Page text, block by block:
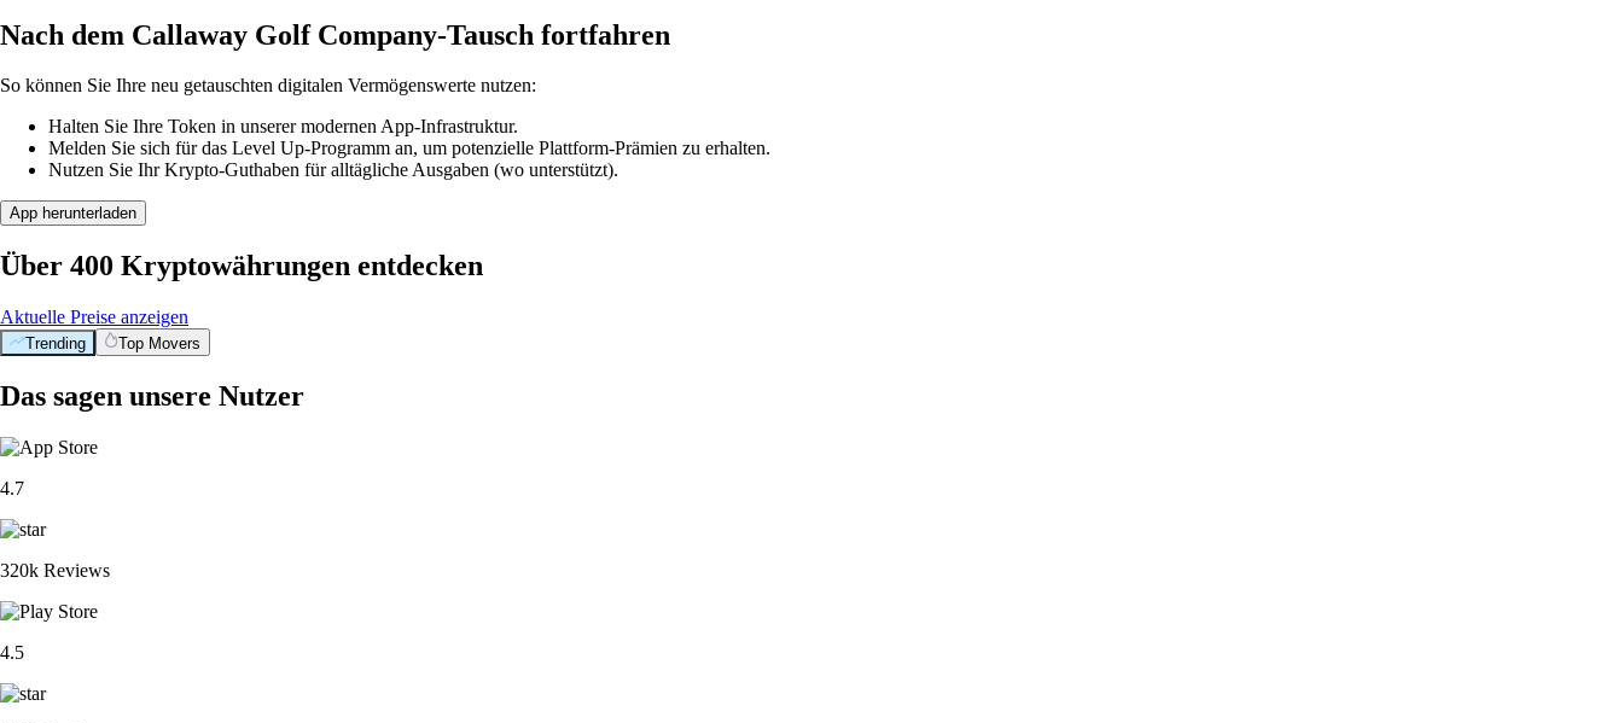
Nach dem Callaway Golf Company-Tausch fortfahren
So können Sie Ihre neu getauschten digitalen Vermögenswerte nutzen:
Halten Sie Ihre Token in unserer modernen App-Infrastruktur.
Melden Sie sich für das Level Up-Programm an, um potenzielle Plattform-Prämien zu erhalten.
Nutzen Sie Ihr Krypto-Guthaben für alltägliche Ausgaben (wo unterstützt).
App herunterladen
Über 400 Kryptowährungen entdecken
Aktuelle Preise anzeigen
Trending Top Movers
Das sagen unsere Nutzer
4.7
320k Reviews
4.5